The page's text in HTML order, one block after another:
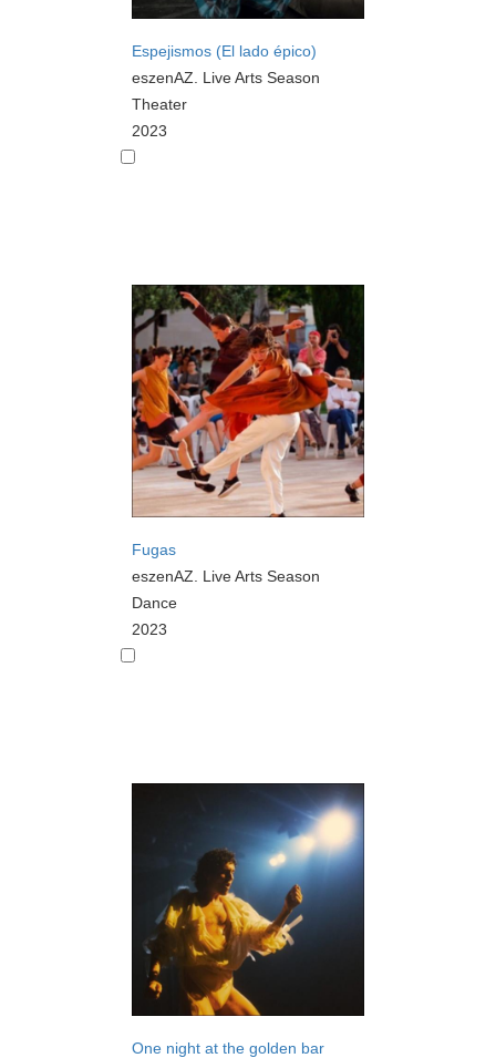
Espejismos (El lado épico)
eszenAZ. Live Arts Season
Theater
2023
Fugas
eszenAZ. Live Arts Season
Dance
2023
One night at the golden bar